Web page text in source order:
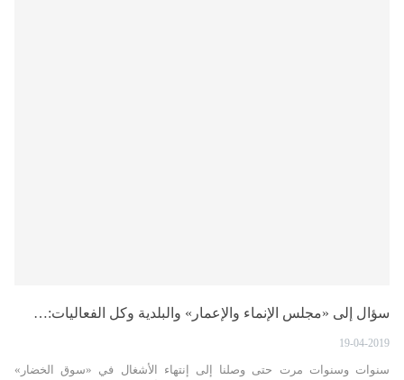
سؤال إلى «مجلس الإنماء والإعمار» والبلدية وكل الفعاليات:…
19-04-2019
سنوات وسنوات مرت حتى وصلنا إلى إنتهاء الأشغال في «سوق الخضار»